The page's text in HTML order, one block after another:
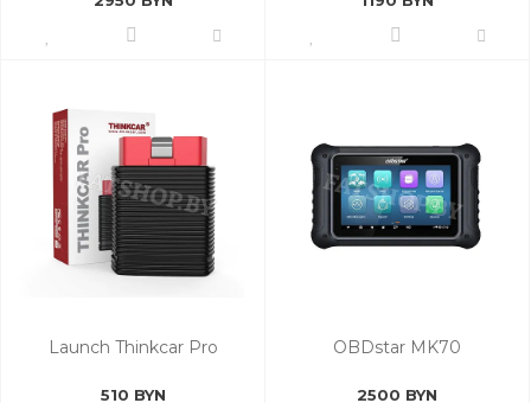
Launch Thinkcar Pro
510 BYN
OBDstar MK70
2500 BYN